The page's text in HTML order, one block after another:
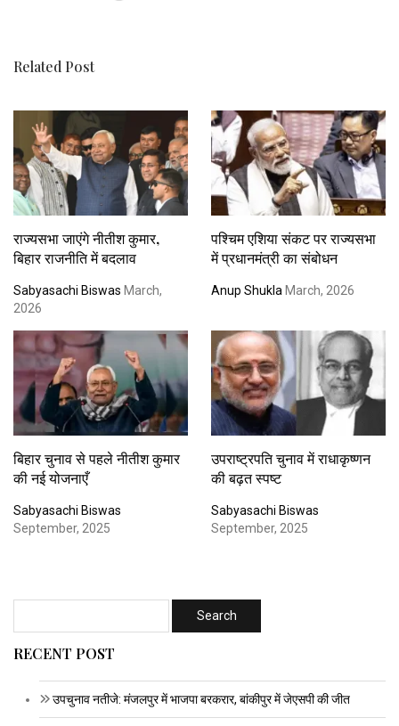
Related Post
राज्यसभा जाएंगे नीतीश कुमार,
बिहार राजनीति में बदलाव
Sabyasachi Biswas March,
2026
पश्चिम एशिया संकट पर राज्यसभा
में प्रधानमंत्री का संबोधन
Anup Shukla March, 2026
बिहार चुनाव से पहले नीतीश कुमार
की नई योजनाएँ
Sabyasachi Biswas
September, 2025
उपराष्ट्रपति चुनाव में राधाकृष्णन
की बढ़त स्पष्ट
Sabyasachi Biswas
September, 2025
RECENT POST
उपचुनाव नतीजे: मंजलपुर में भाजपा बरकरार, बांकीपुर में जेएसपी की जीत